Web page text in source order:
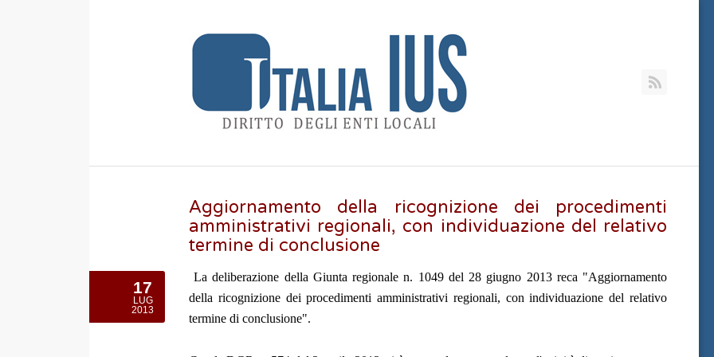
Aggiornamento della ricognizione dei procedimenti
amministrativi regionali, con individuazione del relativo
termine di conclusione
17
LUG
2013
La deliberazione della Giunta regionale n. 1049 del 28 giugno 2013 reca "Aggiornamento
della ricognizione dei procedimenti amministrativi regionali, con individuazione del relativo
termine di conclusione".